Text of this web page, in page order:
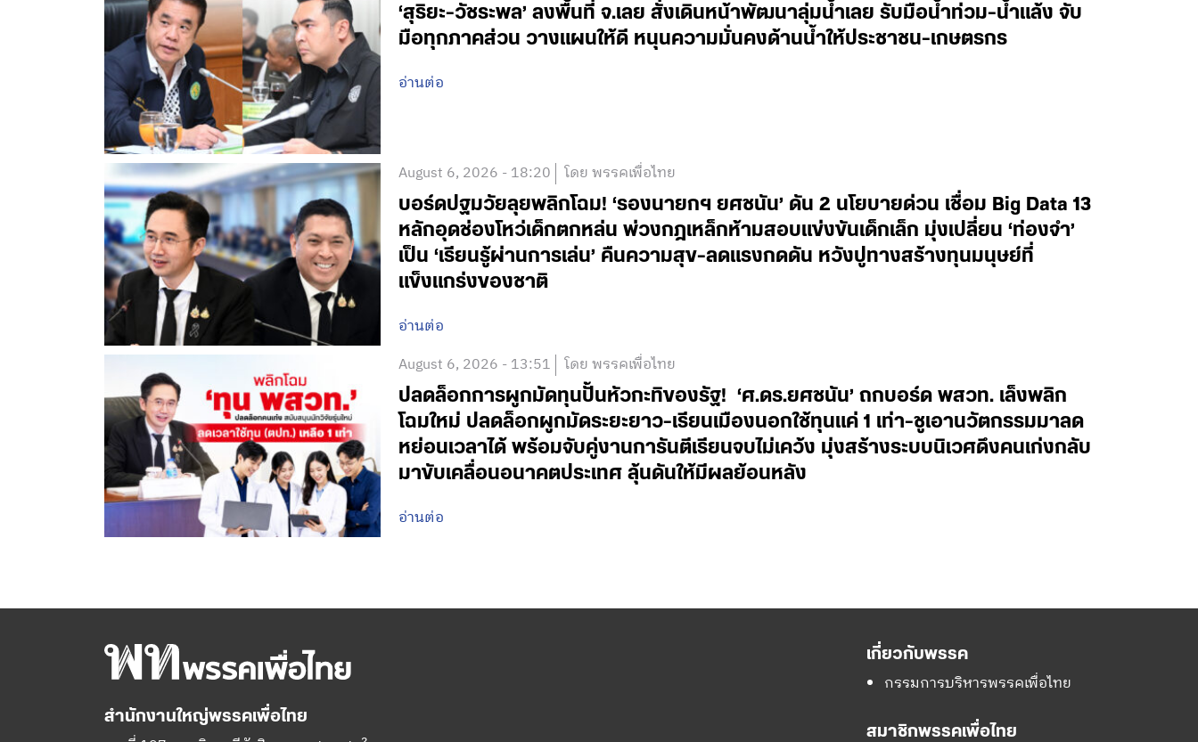
‘สุริยะ-วัชระพล’ ลงพื้นที่ จ.เลย สั่งเดินหน้าพัฒนาลุ่มน้ำเลย รับมือน้ำท่วม-น้ำแล้ง จับ
มือทุกภาคส่วน วางแผนให้ดี หนุนความมั่นคงด้านน้ำให้ประชาชน-เกษตรกร
อ่านต่อ
August 6, 2026 - 18:20 โดย พรรคเพื่อไทย
บอร์ดปฐมวัยลุยพลิกโฉม! ‘รองนายกฯ ยศชนัน’ ดัน 2 นโยบายด่วน เชื่อม Big Data 13
หลักอุดช่องโหว่เด็กตกหล่น พ่วงกฎเหล็กห้ามสอบแข่งขันเด็กเล็ก มุ่งเปลี่ยน ‘ท่องจำ’
เป็น ‘เรียนรู้ผ่านการเล่น’ คืนความสุข-ลดแรงกดดัน หวังปูทางสร้างทุนมนุษย์ที่
แข็งแกร่งของชาติ
อ่านต่อ
August 6, 2026 - 13:51 โดย พรรคเพื่อไทย
ปลดล็อกการผูกมัดทุนปั้นหัวกะทิของรัฐ! ‘ศ.ดร.ยศชนัน’ ถกบอร์ด พสวท. เล็งพลิก
โฉมใหม่ ปลดล็อกผูกมัดระยะยาว-เรียนเมืองนอกใช้ทุนแค่ 1 เท่า-ชูเอานวัตกรรมมาลด
หย่อนเวลาได้ พร้อมจับคู่งานการันตีเรียนจบไม่เคว้ง มุ่งสร้างระบบนิเวศดึงคนเก่งกลับ
มาขับเคลื่อนอนาคตประเทศ ลุ้นดันให้มีผลย้อนหลัง
อ่านต่อ
สำนักงานใหญ่พรรคเพื่อไทย
เกี่ยวกับพรรค
กรรมการบริหารพรรคเพื่อไทย
สมาชิกพรรคเพื่อไทย